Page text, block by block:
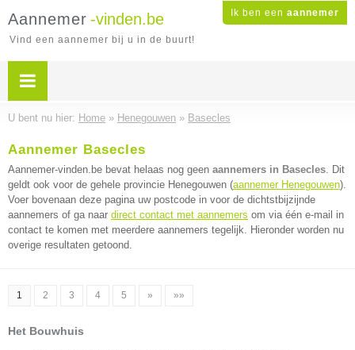
Ik ben een aannemer
Aannemer -vinden.be
Vind een aannemer bij u in de buurt!
U bent nu hier: Home » Henegouwen » Basecles
Aannemer Basecles
Aannemer-vinden.be bevat helaas nog geen aannemers in Basecles. Dit
geldt ook voor de gehele provincie Henegouwen (aannemer Henegouwen).
Voer bovenaan deze pagina uw postcode in voor de dichtstbijzijnde
aannemers of ga naar direct contact met aannemers om via één e-mail in
contact te komen met meerdere aannemers tegelijk. Hieronder worden nu
overige resultaten getoond.
1 2 3 4 5 » »»
Het Bouwhuis